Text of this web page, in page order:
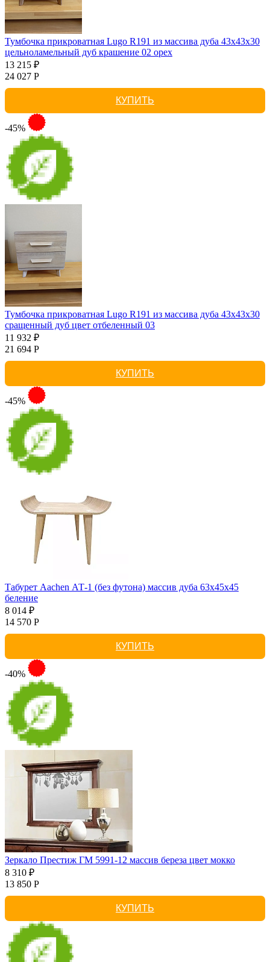
Тумбочка прикроватная Lugo R191 из массива дуба 43х43х30
цельноламельный дуб крашение 02 орех
13 215 ₽
24 027 Р
КУПИТЬ
-45%
Тумбочка прикроватная Lugo R191 из массива дуба 43х43х30
сращенный дуб цвет отбеленный 03
11 932 ₽
21 694 Р
КУПИТЬ
-45%
Табурет Aachen АТ-1 (без футона) массив дуба 63х45х45
беление
8 014 ₽
14 570 Р
КУПИТЬ
-40%
Зеркало Престиж ГМ 5991-12 массив береза цвет мокко
8 310 ₽
13 850 Р
КУПИТЬ